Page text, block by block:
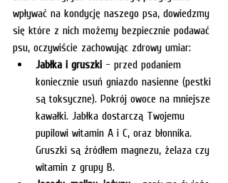
wpływać na kondycję naszego psa, dowiedzmy
się które z nich możemy bezpiecznie podawać
psu, oczywiście zachowując zdrowy umiar:
Jabłka i gruszki - przed podaniem
koniecznie usuń gniazdo nasienne (pestki
są toksyczne). Pokrój owoce na mniejsze
kawałki. Jabłka dostarczą Twojemu
pupilowi witamin A i C, oraz błonnika.
Gruszki są źródłem magnezu, żelaza czy
witamin z grupy B.